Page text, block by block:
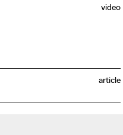
video
article